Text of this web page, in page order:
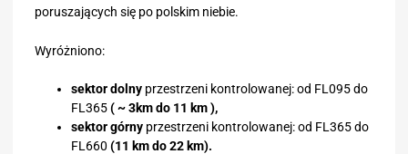
poruszających się po polskim niebie.
Wyróżniono:
sektor dolny przestrzeni kontrolowanej: od FL095 do
FL365( ~ 3km do 11 km ),
sektor górny przestrzeni kontrolowanej: od FL365 do
FL660 (11 km do 22 km).